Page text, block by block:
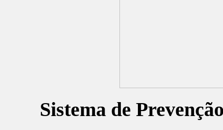
Sistema de